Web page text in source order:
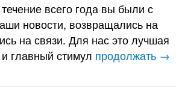
всего года вы были с
новости, возвращались на
на связи. Для нас это лучшая
главный стимул продолжать →